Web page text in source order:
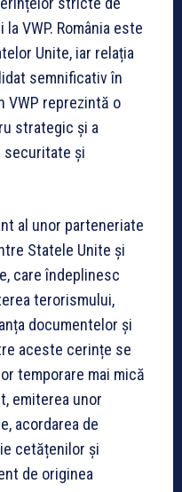
VWP. România este
Unite, iar relația
semnificativ în
VWP reprezintă o
strategic și a
securitate și
al unor parteneriate
Statele Unite și
care îndeplinesc
terorismului,
documentelor și
aceste cerințe se
temporare mai mică
emiterea unor
acordarea de
cetățenilor și
de originea